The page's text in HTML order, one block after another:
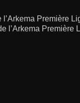
Première
l’Arkema Première